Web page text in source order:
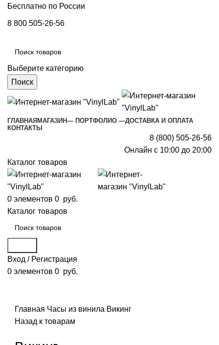
Бесплатно по России
8 800 505-26-56
Выберите категорию
Поиск
ГЛАВНАЯ МАГАЗИН— ПОРТФОЛИО —ДОСТАВКА И ОПЛАТА
КОНТАКТЫ
8 (800) 505-26-56
Онлайн с 10:00 до 20:00
Каталог товаров
0 элементов 0 руб.
Каталог товаров
Вход / Регистрация
0 элементов 0 руб.
Главная Часы из винила Викинг
Назад к товарам